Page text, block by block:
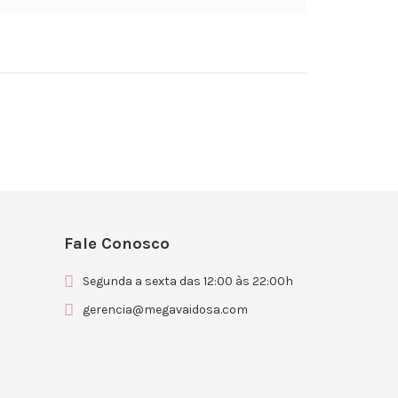
Fale Conosco
Segunda a sexta das 12:00 às 22:00h
gerencia@megavaidosa.com